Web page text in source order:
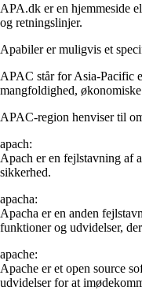
APA.dk er en hjemmeside
og retningslinjer.
Apabiler er muligvis et
APAC står for Asia-Pacific
mangfoldighed,
APAC-region henviser til
apach:
Apach er en fejlstavning af
sikkerhed.
apacha:
Apacha er en anden
funktioner og udvidelser,
apache:
Apache er et open source
udvidelser for at